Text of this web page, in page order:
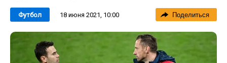
Футбол 18 июня 2021, 10:00 Поделиться